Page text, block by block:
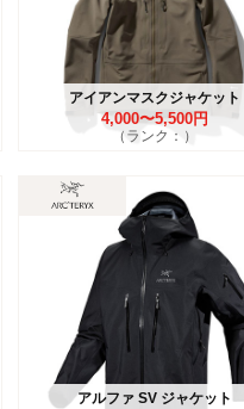
アイアンマスクジャケット
4,000〜5,500円
（ランク：）
アルファ SV ジャケット